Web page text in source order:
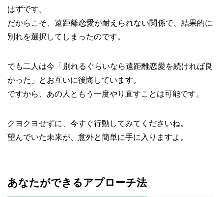
はずです。
だからこそ、遠距離恋愛が耐えられない関係で、結果的に
別れを選択してしまったのです。
でも二人は今「別れるぐらいなら遠距離恋愛を続ければ良
かった」とお互いに後悔しています。
ですから、あの人ともう一度やり直すことは可能です。
クヨクヨせずに、今すぐ行動してみてくださいね。
望んでいた未来が、意外と簡単に手に入りますよ。
あなたができるアプローチ法